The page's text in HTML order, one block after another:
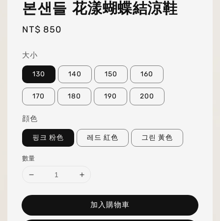
본샌들 花漾蝴蝶結涼鞋
Regular
NT$ 850
大小
130 140 150 160
170 180 190 200
顔色
핑크 粉色 레드 紅色 그린 黃色
數量
加入購物車